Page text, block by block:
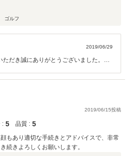
ゴルフ
2019/06/29
ただき誠にありがとうございました。今
永くフォルクスワーゲンブランドをご愛
げます。
2019/06/15投稿
: 5 品質 : 5
もあり適切な手続きとアドバイスで、非常
続きよろしくお願いします。